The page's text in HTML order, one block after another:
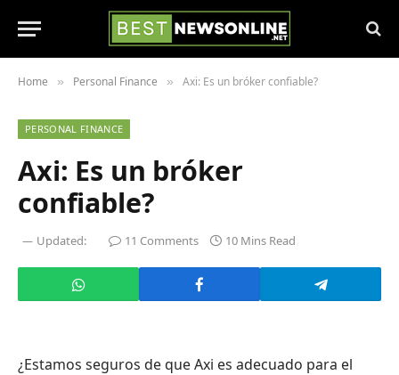
Home » Personal Finance » Axi: Es un bróker confiable?
PERSONAL FINANCE
Axi: Es un bróker
confiable?
Updated: 11 Comments 10 Mins Read
¿Estamos seguros de que Axi es adecuado para el